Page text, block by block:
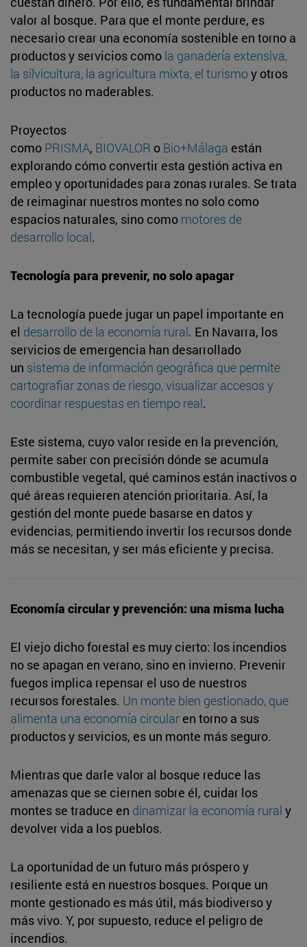
valor al bosque. Para que el monte perdure, es
necesario crear una economía sostenible en torno a
productos y servicios como la ganadería extensiva,
la silvicultura, la agricultura mixta, el turismoy otros
productos no maderables.
Proyectos
como PRISMA, BIOVALOR o Bio+Málaga están
explorando cómo convertir esta gestión activa en
empleo y oportunidades para zonas rurales. Se trata
de reimaginar nuestros montes no solo como
espacios naturales, sino como motores de
desarrollo local.
Tecnología para prevenir, no solo apagar
La tecnología puede jugar un papel importante en
el desarrollo de la economía rural. En Navarra, los
servicios de emergencia han desarrollado
un sistema de información geográfica que permite
cartografiar zonas de riesgo, visualizar accesos y
coordinar respuestas en tiempo real.
Este sistema, cuyo valor reside en la prevención,
permite saber con precisión dónde se acumula
combustible vegetal, qué caminos están inactivos o
qué áreas requieren atención prioritaria. Así, la
gestión del monte puede basarse en datos y
evidencias, permitiendo invertir los recursos donde
más se necesitan, y ser más eficiente y precisa.
Economía circular y prevención: una misma lucha
El viejo dicho forestal es muy cierto: los incendios
no se apagan en verano, sino en invierno. Prevenir
fuegos implica repensar el uso de nuestros
recursos forestales. Un monte bien gestionado, que
alimenta una economía circular en torno a sus
productos y servicios, es un monte más seguro.
Mientras que darle valor al bosque reduce las
amenazas que se ciernen sobre él, cuidar los
montes se traduce en dinamizar la economía rural y
devolver vida a los pueblos.
La oportunidad de un futuro más próspero y
resiliente está en nuestros bosques. Porque un
monte gestionado es más útil, más biodiverso y
más vivo. Y, por supuesto, reduce el peligro de
incendios.